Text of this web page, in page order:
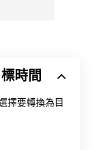
時間
擇要轉換為目